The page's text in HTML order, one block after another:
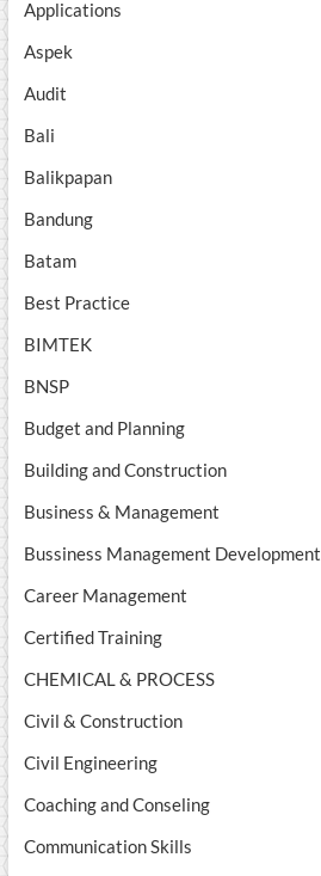
Applications
Aspek
Audit
Bali
Balikpapan
Bandung
Batam
Best Practice
BIMTEK
BNSP
Budget and Planning
Building and Construction
Business & Management
Bussiness Management Development
Career Management
Certified Training
CHEMICAL & PROCESS
Civil & Construction
Civil Engineering
Coaching and Conseling
Communication Skills